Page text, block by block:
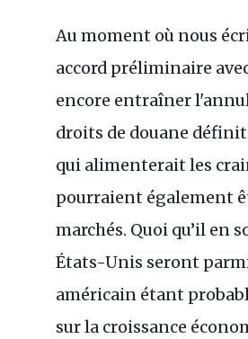
Au moment où nous
accord préliminaire
encore entraîner
droits de douane
qui alimenterait les
pourraient également
marchés. Quoi qu’il en
États-Unis seront
américain étant
sur la croissance